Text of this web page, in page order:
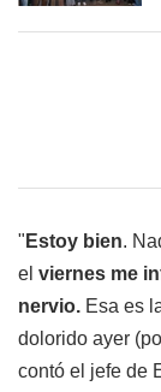
" Estoy bien.
el viernes me
nervio. Esa es
dolorido ayer
contó el jefe de